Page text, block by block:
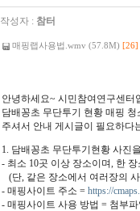
작성자 : 참터
매핑랩사용법.wmv (57.8M) [26]
안녕하세요~ 시민참여연구센터
담배꽁초 무단투기 현황 매핑
주셔서 안내 게시글이 필요하다
1. 담배꽁초 무단투기현황 사진
- 최소 10곳 이상 장소이며, 한
(단, 같은 장소에서 여러장의
- 매핑사이트 주소 = https://
- 매핑사이트 사용 방법 = 첨부